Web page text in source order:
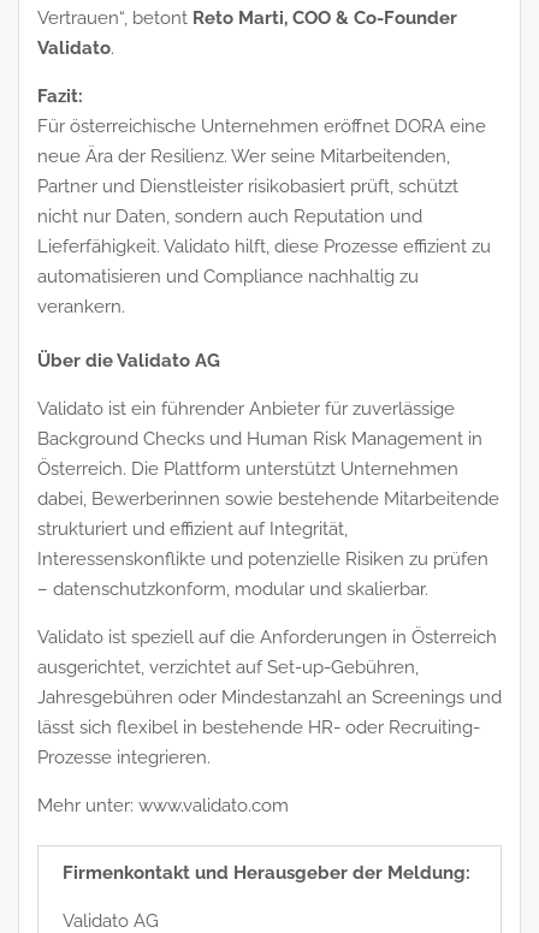
Vertrauen“, betont Reto Marti, COO & Co-Founder
Validato.
Fazit:
Für österreichische Unternehmen eröffnet DORA eine
neue Ära der Resilienz. Wer seine Mitarbeitenden,
Partner und Dienstleister risikobasiert prüft, schützt
nicht nur Daten, sondern auch Reputation und
Lieferfähigkeit. Validato hilft, diese Prozesse effizient zu
automatisieren und Compliance nachhaltig zu
verankern.
Über die Validato AG
Validato ist ein führender Anbieter für zuverlässige
Background Checks und Human Risk Management in
Österreich. Die Plattform unterstützt Unternehmen
dabei, Bewerberinnen sowie bestehende Mitarbeitende
strukturiert und effizient auf Integrität,
Interessenskonflikte und potenzielle Risiken zu prüfen
– datenschutzkonform, modular und skalierbar.
Validato ist speziell auf die Anforderungen in Österreich
ausgerichtet, verzichtet auf Set-up-Gebühren,
Jahresgebühren oder Mindestanzahl an Screenings und
lässt sich flexibel in bestehende HR- oder Recruiting-
Prozesse integrieren.
Mehr unter: www.validato.com
Firmenkontakt und Herausgeber der Meldung:
Validato AG